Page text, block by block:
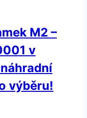
M2 –
v
výběru!